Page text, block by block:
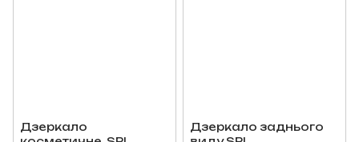
Дзеркало
Дзеркало заднього